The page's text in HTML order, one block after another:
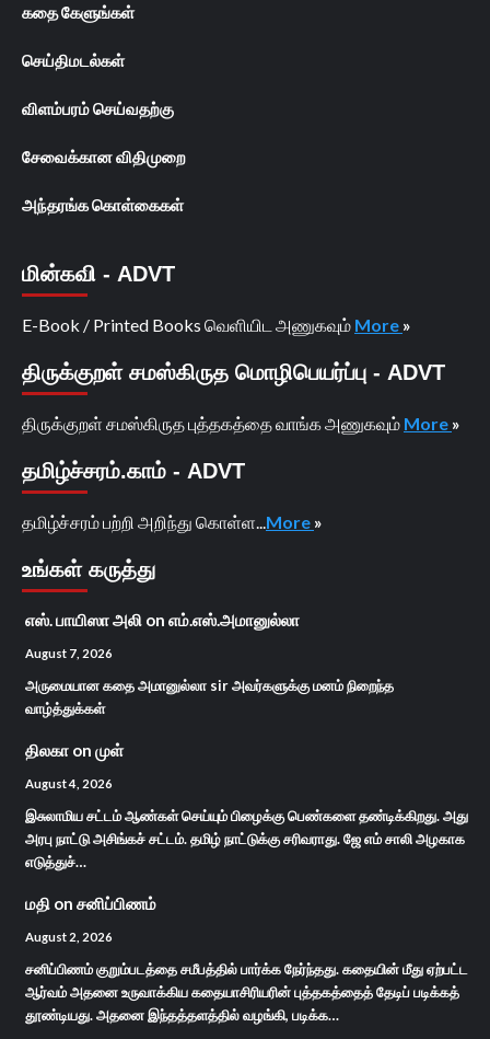
கதை கேளுங்கள்
செய்திமடல்கள்
விளம்பரம் செய்வதற்கு
சேவைக்கான விதிமுறை
அந்தரங்க கொள்கைகள்
மின்கவி - ADVT
E-Book / Printed Books வெளியிட அணுகவும் More »
திருக்குறள் சமஸ்கிருத மொழிபெயர்ப்பு - ADVT
திருக்குறள் சமஸ்கிருத புத்தகத்தை வாங்க அணுகவும் More »
தமிழ்ச்சரம்.காம் - ADVT
தமிழ்ச்சரம் பற்றி அறிந்து கொள்ள... More »
உங்கள் கருத்து
எஸ். பாயிஸா அலி on எம்.எஸ்.அமானுல்லா
August 7, 2026
அருமையான கதை அமானுல்லா sir அவர்களுக்கு மனம் நிறைந்த
வாழ்த்துக்கள்
திலகா on முள்
August 4, 2026
இசுலாமிய சட்டம் ஆண்கள் செய்யும் பிழைக்கு பெண்களை தண்டிக்கிறது. அது
அரபு நாட்டு அசிங்கச் சட்டம். தமிழ் நாட்டுக்கு சரிவராது. ஜே எம் சாலி அழகாக
எடுத்துச்…
மதி on சனிப்பிணம்
August 2, 2026
சனிப்பிணம் குறும்படத்தை சமீபத்தில் பார்க்க நேர்ந்தது. கதையின் மீது ஏற்பட்ட
ஆர்வம் அதனை உருவாக்கிய கதையாசிரியரின் புத்தகத்தைத் தேடிப் படிக்கத்
தூண்டியது. அதனை இந்தத்தளத்தில் வழங்கி, படிக்க…